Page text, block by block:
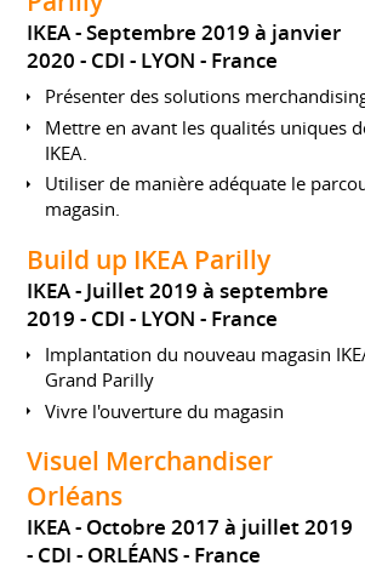
IKEA
Septembre 2019 à janvier
2020 CDI LYON France
Présenter des solutions
Mettre en avant les qualités uniques
IKEA.
Utiliser de manière adéquate le
magasin.
Build up IKEA Parilly
IKEA
Juillet 2019 à septembre
2019 CDI LYON France
Implantation du nouveau magasin
Grand Parilly
Vivre l'ouverture du magasin
Visuel Merchandiser
Orléans
IKEA
Octobre 2017 à juillet 2019
CDI
ORLÉANS France